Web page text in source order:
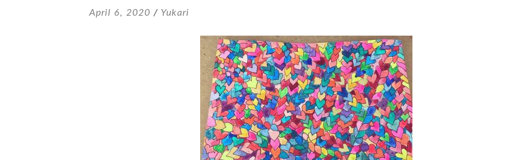
April 6, 2020 / Yukari